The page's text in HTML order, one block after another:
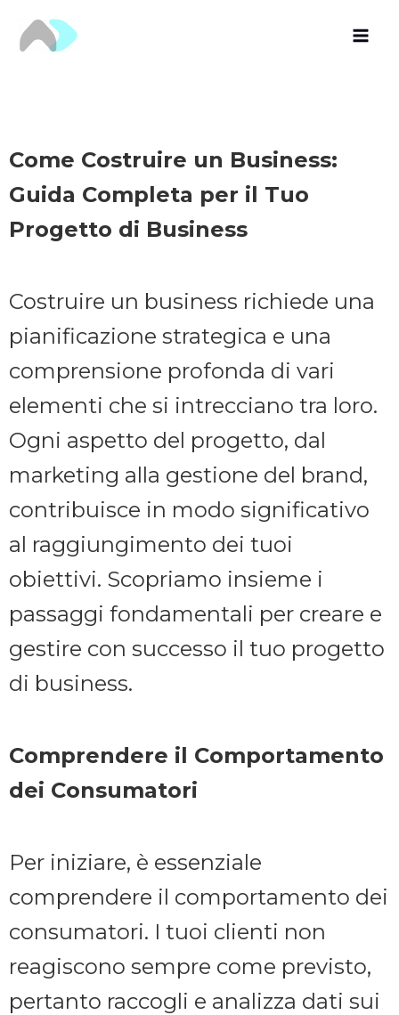
Come Costruire un Business:
Guida Completa per il Tuo
Progetto di Business
Costruire un business richiede una
pianificazione strategica e una
comprensione profonda di vari
elementi che si intrecciano tra loro.
Ogni aspetto del progetto, dal
marketing alla gestione del brand,
contribuisce in modo significativo
al raggiungimento dei tuoi
obiettivi. Scopriamo insieme i
passaggi fondamentali per creare e
gestire con successo il tuo progetto
di business.
Comprendere il Comportamento
dei Consumatori
Per iniziare, è essenziale
comprendere il comportamento dei
consumatori. I tuoi clienti non
reagiscono sempre come previsto,
pertanto raccogli e analizza dati sui